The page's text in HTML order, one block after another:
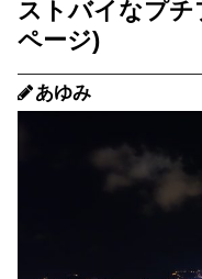
ストバイなプチ
ページ)
あゆみ